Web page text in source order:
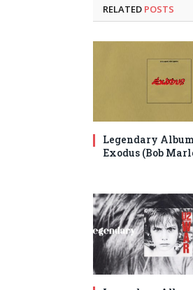
RELATED POSTS
Legendary
Exodus (Bob